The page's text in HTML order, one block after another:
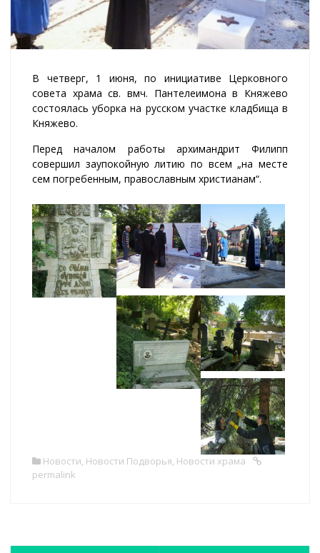
В четверг, 1 июня, по инициативе Церковного
совета храма св. вмч. Пантелеимона в Княжево
состоялась уборка на русском участке кладбища в
Княжево.
Перед началом работы архимандрит Филипп
совершил заупокойную литию по всем „на месте
сем погребенным, православным христианам“.
Новости, Новости Подворья, Новости храма
permalink